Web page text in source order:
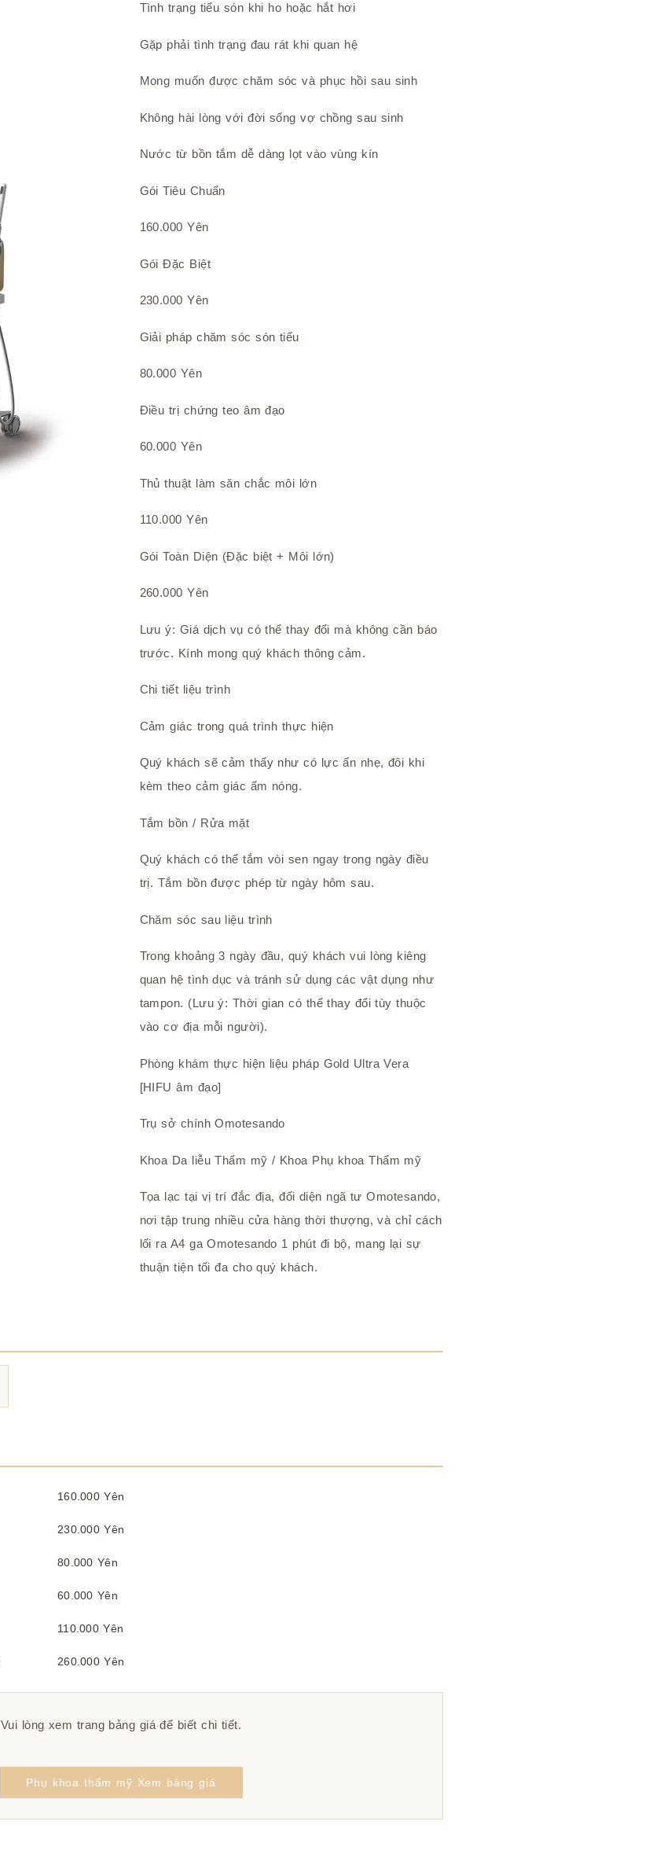
Tình trạng tiểu són khi ho hoặc hắt hơi
Gặp phải tình trạng đau rát khi quan hệ
Mong muốn được chăm sóc và phục hồi sau sinh
Không hài lòng với đời sống vợ chồng sau sinh
Nước từ bồn tắm dễ dàng lọt vào vùng kín
Gói Tiêu Chuẩn
160.000 Yên
Gói Đặc Biệt
230.000 Yên
Giải pháp chăm sóc són tiểu
80.000 Yên
Điều trị chứng teo âm đạo
60.000 Yên
Thủ thuật làm săn chắc môi lớn
110.000 Yên
Gói Toàn Diện (Đặc biệt + Môi lớn)
260.000 Yên
Lưu ý: Giá dịch vụ có thể thay đổi mà không cần báo
trước. Kính mong quý khách thông cảm.
Chi tiết liệu trình
Cảm giác trong quá trình thực hiện
Quý khách sẽ cảm thấy như có lực ấn nhẹ, đôi khi
kèm theo cảm giác ấm nóng.
Tắm bồn / Rửa mặt
Quý khách có thể tắm vòi sen ngay trong ngày điều
trị. Tắm bồn được phép từ ngày hôm sau.
Chăm sóc sau liệu trình
Trong khoảng 3 ngày đầu, quý khách vui lòng kiêng
quan hệ tình dục và tránh sử dụng các vật dụng như
tampon. (Lưu ý: Thời gian có thể thay đổi tùy thuộc
vào cơ địa mỗi người).
Phòng khám thực hiện liệu pháp Gold Ultra Vera
[HIFU âm đạo]
Trụ sở chính Omotesando
Khoa Da liễu Thẩm mỹ / Khoa Phụ khoa Thẩm mỹ
Tọa lạc tại vị trí đắc địa, đối diện ngã tư Omotesando,
nơi tập trung nhiều cửa hàng thời thượng, và chỉ cách
lối ra A4 ga Omotesando 1 phút đi bộ, mang lại sự
thuận tiện tối đa cho quý khách.
160.000 Yên
230.000 Yên
80.000 Yên
60.000 Yên
110.000 Yên
260.000 Yên
Vui lòng xem trang bảng giá để biết chi tiết.
Phụ khoa thẩm mỹ Xem bảng giá